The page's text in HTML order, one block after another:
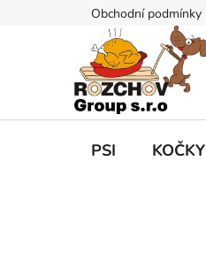
n
Obchodní podmínky
PSI KOČKY